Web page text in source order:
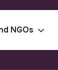
NGOs